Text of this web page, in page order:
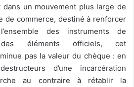
dans un mouvement plus large de
de commerce, destiné à renforcer
des instruments de
éléments officiels, cet
pas la valeur du chèque : en
d’une incarcération
au contraire à rétablir la